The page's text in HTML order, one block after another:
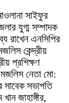
সাইফুর
যুগ্ম সম্পাদক
রাখেন এনসিপির
কেন্দ্রীয়
প্রশিক্ষণ
নেতা মো:
সভাপতি
জাহাঙ্গীর,